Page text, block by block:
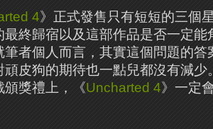
4》正式發售只有短短的三個
最終歸宿以及這部作品是否一定能
筆者個人而言，其實這個問題的
頑皮狗的期待也一點兒都沒有減少
頒獎禮上，《Uncharted 4》一定